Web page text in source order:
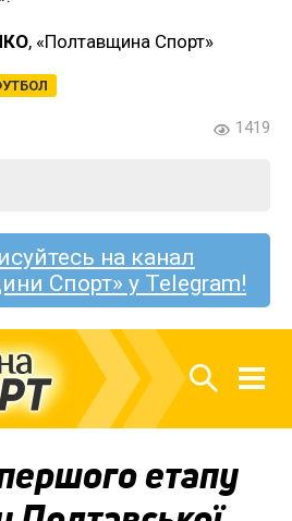
, «Полтавщина Спорт»
1419
на канал
Спорт» у Telegram!
етапу